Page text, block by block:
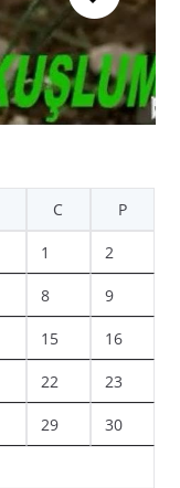
C P
1 2
8 9
15 16
22 23
29 30